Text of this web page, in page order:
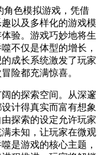
角色模拟游戏，凭借
以及多样化的游戏模
验。游戏巧妙地将生
不仅是体型的增长，
成长系统激发了玩家
险都充满惊喜。
的探索空间。从深邃
计得真实而富有想象
探索的设定允许玩家
未知，让玩家在微观
是游戏的核心主题，